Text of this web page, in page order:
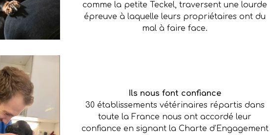
comme la petite Teckel, traversent une lourde
épreuve à laquelle leurs propriétaires ont du
mal à faire face.
Ils nous font confiance
30 établissements vétérinaires répartis dans
toute la France nous ont accordé leur
confiance en signant la Charte d’Engagement